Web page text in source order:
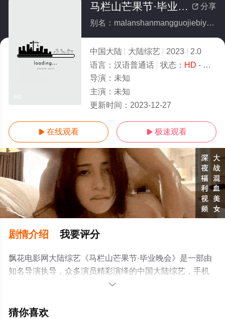
 分享
马栏山芒果节·毕业晚会
别名：malanshanmangguojiebiyewanhui
中国大陆 大陆综艺 2023
2.0
语言： 汉语普通话 状态： HD - 免费在线观看
导演： 未知
主演： 未知
更新时间： 2023-12-27
 在线观看  极速观看
剧情介绍 我要评分
飘花电影网大陆综艺《马栏山芒果节·毕业晚会》是一部由
知名导演执导，众多演员精彩演绎的中国大陆综艺，手机
免费观看高清未删减完整版综艺节目就上飘花影院，更多
解。

猜你喜欢